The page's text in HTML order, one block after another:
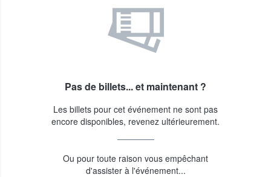
Pas de billets... et maintenant ?
Les billets pour cet événement ne sont pas
encore disponibles, revenez ultérieurement.
Ou pour toute raison vous empêchant
d'assister à l'événement...